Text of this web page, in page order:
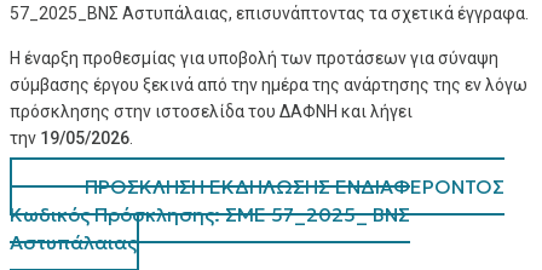
57_2025_ΒΝΣ Αστυπάλαιας, επισυνάπτοντας τα σχετικά έγγραφα.
Η έναρξη προθεσμίας για υποβολή των προτάσεων για σύναψη
σύμβασης έργου ξεκινά από την ημέρα της ανάρτησης της εν λόγω
πρόσκλησης στην ιστοσελίδα του ΔΑΦΝΗ και λήγει
την 19/05/2026
ΠΡΟΣΚΛΗΣΗ ΕΚΔΗΛΩΣΗΣ ΕΝΔΙΑΦΕΡΟΝΤΟΣ
Κωδικός Πρόσκλησης: ΣΜΕ 57_2025_ ΒΝΣ
Αστυπάλαιας